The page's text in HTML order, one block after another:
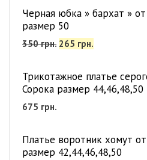
Черная юбка » бархат »
размер 50
350грн. 265 грн.
Трикотажное платье
Сорока размер 44,46,48,50
675 грн.
Платье воротник хомут
размер 42,44,46,48,50